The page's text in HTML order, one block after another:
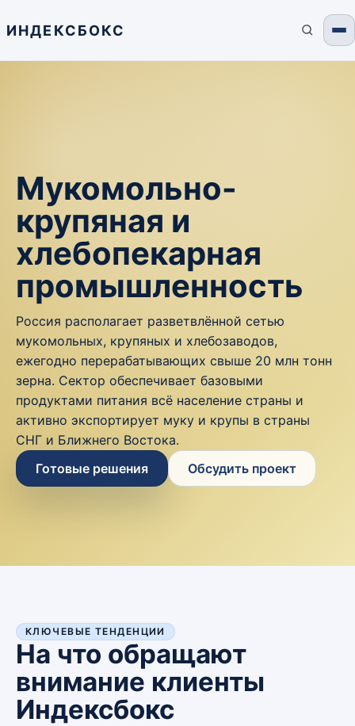
ИНДЕКСБОКС
Мукомольно-
крупяная и
хлебопекарная
промышленность
Россия располагает разветвлённой сетью
мукомольных, крупяных и хлебозаводов,
ежегодно перерабатывающих свыше 20 млн тонн
зерна. Сектор обеспечивает базовыми
продуктами питания всё население страны и
активно экспортирует муку и крупы в страны
СНГ и Ближнего Востока.
Готовые решения
Обсудить проект
КЛЮЧЕВЫЕ ТЕНДЕНЦИИ
На что обращают
внимание клиенты
Индексбокс